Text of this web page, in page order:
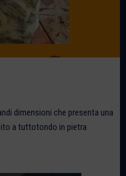
dimensioni che presenta una
a tuttotondo in pietra